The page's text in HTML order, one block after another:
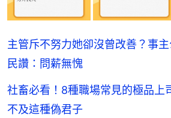
主管斥不努力她卻沒曾改善？事
民讚：問薪無愧
社畜必看！8種職場常見的極品
不及這種偽君子